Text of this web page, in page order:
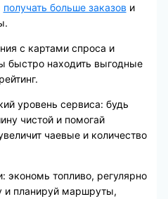
получать больше заказов и
с картами спроса и
быстро находить выгодные
уровень сервиса: будь
чистой и помогай
чаевые и количество
экономь топливо, регулярно
и планируй маршруты,